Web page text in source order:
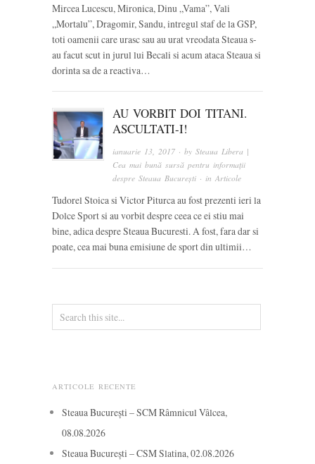
Mircea Lucescu, Mironica, Dinu „Vama”, Vali
„Mortalu”, Dragomir, Sandu, intregul staf de la GSP,
toti oamenii care urasc sau au urat vreodata Steaua s-
au facut scut in jurul lui Becali si acum ataca Steaua si
dorinta sa de a reactiva…
AU VORBIT DOI TITANI.
ASCULTATI-I!
ianuarie 13, 2017 · bySteaua Libera |
Cea mai bună sursă pentru informații
despre Steaua București · inArticole
Tudorel Stoica si Victor Piturca au fost prezenti ieri la
Dolce Sport si au vorbit despre ceea ce ei stiu mai
bine, adica despre Steaua Bucuresti. A fost, fara dar si
poate, cea mai buna emisiune de sport din ultimii…
ARTICOLE RECENTE
Steaua București – SCM Râmnicul Vâlcea,
08.08.2026
Steaua București – CSM Slatina, 02.08.2026